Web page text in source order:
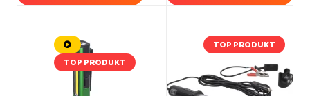
TOP PRODUKT
TOP PRODUKT